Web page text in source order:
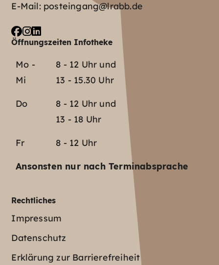
E-Mail: posteingang@lrabb.de
Öffnungszeiten Infotheke
Mo -
Mi
8 - 12 Uhr und
13 - 15.30 Uhr
Do
8 - 12 Uhr und
13 - 18 Uhr
Fr 8 - 12 Uhr
Ansonsten nur nach Terminabsprache
Rechtliches
Impressum
Datenschutz
Erklärung zur Barrierefreiheit